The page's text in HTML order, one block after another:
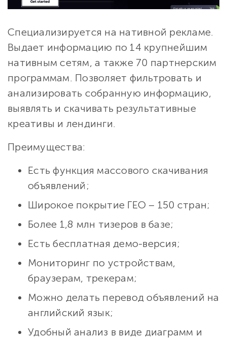
Специализируется на нативной рекламе.
Выдает информацию по 14 крупнейшим
нативным сетям, а также 70 партнерским
программам. Позволяет фильтровать и
анализировать собранную информацию,
выявлять и скачивать результативные
креативы и лендинги.
Преимущества:
Есть функция массового скачивания
объявлений;
Широкое покрытие ГЕО – 150 стран;
Более 1,8 млн тизеров в базе;
Есть бесплатная демо-версия;
Мониторинг по устройствам,
браузерам, трекерам;
Можно делать перевод объявлений на
английский язык;
Удобный анализ в виде диаграмм и